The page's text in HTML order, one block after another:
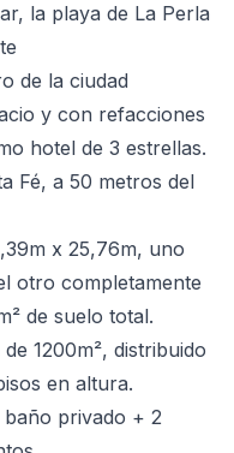
la playa de La Perla
de la ciudad
y con refacciones
hotel de 3 estrellas.
Fé, a 50 metros del
x 25,76m, uno
otro completamente
de suelo total.
1200m², distribuido
en altura.
privado + 2